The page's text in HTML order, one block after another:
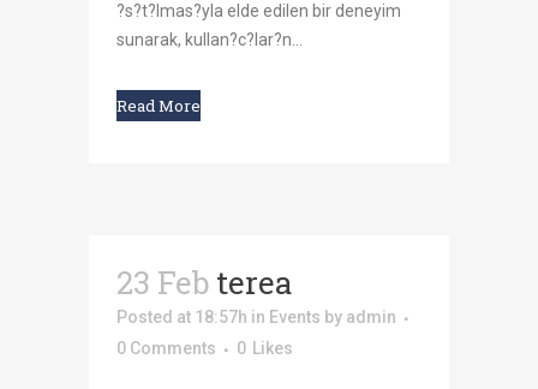
?s?t?lmas?yla elde edilen bir deneyim
sunarak, kullan?c?lar?n...
Read More
23 Feb terea
Posted at 18:57h in Events by admin
0 Comments
0 Likes